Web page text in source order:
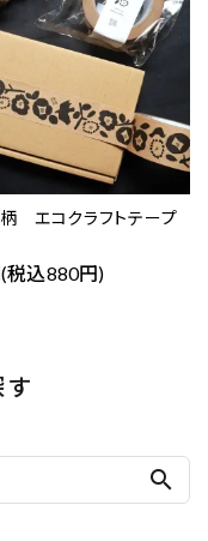
エコクラフトテープ
税込880円)
search